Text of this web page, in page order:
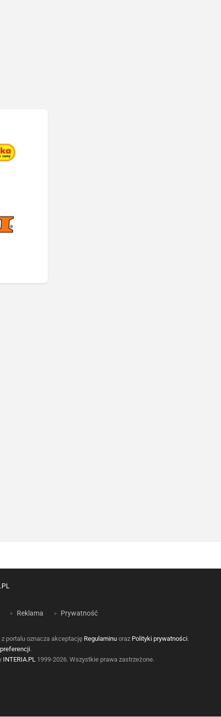
Reklama Prywatność
z portalu oznacza akceptację Regulaminu oraz Polityki prywatności.
.
INTERIA.PL 1999-2026. Wszystkie prawa zastrzeżone.